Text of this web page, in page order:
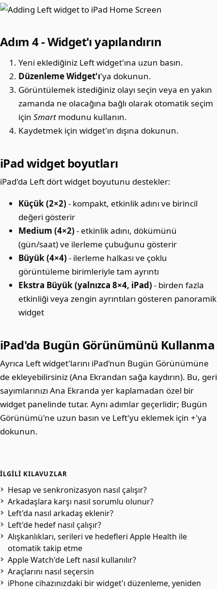
Adım 4 - Widget'ı yapılandırın
Yeni eklediğiniz Left widget'ına uzun basın.
Düzenleme Widget'ı'ya dokunun.
Görüntülemek istediğiniz olayı seçin veya en yakın
zamanda ne olacağına bağlı olarak otomatik seçim
içinSmart modunu kullanın.
Kaydetmek için widget'ın dışına dokunun.
iPad widget boyutları
iPad'da Left dört widget boyutunu destekler:
Küçük (2×2) - kompakt, etkinlik adını ve birincil
değeri gösterir
Medium (4×2) - etkinlik adını, dökümünü
(gün/saat) ve ilerleme çubuğunu gösterir
Büyük (4×4) - ilerleme halkası ve çoklu
görüntüleme birimleriyle tam ayrıntı
Ekstra Büyük (yalnızca 8×4, iPad) - birden fazla
etkinliği veya zengin ayrıntıları gösteren panoramik
widget
iPad'da Bugün Görünümünü Kullanma
Ayrıca Left widget'larını iPad'nun Bugün Görünümüne
de ekleyebilirsiniz (Ana Ekrandan sağa kaydırın). Bu, geri
sayımlarınızı Ana Ekranda yer kaplamadan özel bir
widget panelinde tutar. Aynı adımlar geçerlidir; Bugün
Görünümü'ne uzun basın ve Left'yu eklemek için +'ya
dokunun.
İLGILI KILAVUZLAR
Hesap ve senkronizasyon nasıl çalışır?
Arkadaşlara karşı nasıl sorumlu olunur?
Left'da nasıl arkadaş eklenir?
Left'de hedef nasıl çalışır?
Alışkanlıkları, serileri ve hedefleri Apple Health ile
otomatik takip etme
Apple Watch'de Left nasıl kullanılır?
Araçlarını nasıl seçersin
iPhone cihazınızdaki bir widget'ı düzenleme, yeniden